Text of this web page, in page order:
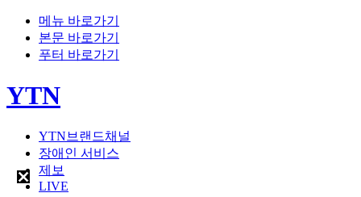
메뉴 바로가기
본문 바로가기
푸터 바로가기
YTN
YTN브랜드채널
장애인 서비스
제보
LIVE